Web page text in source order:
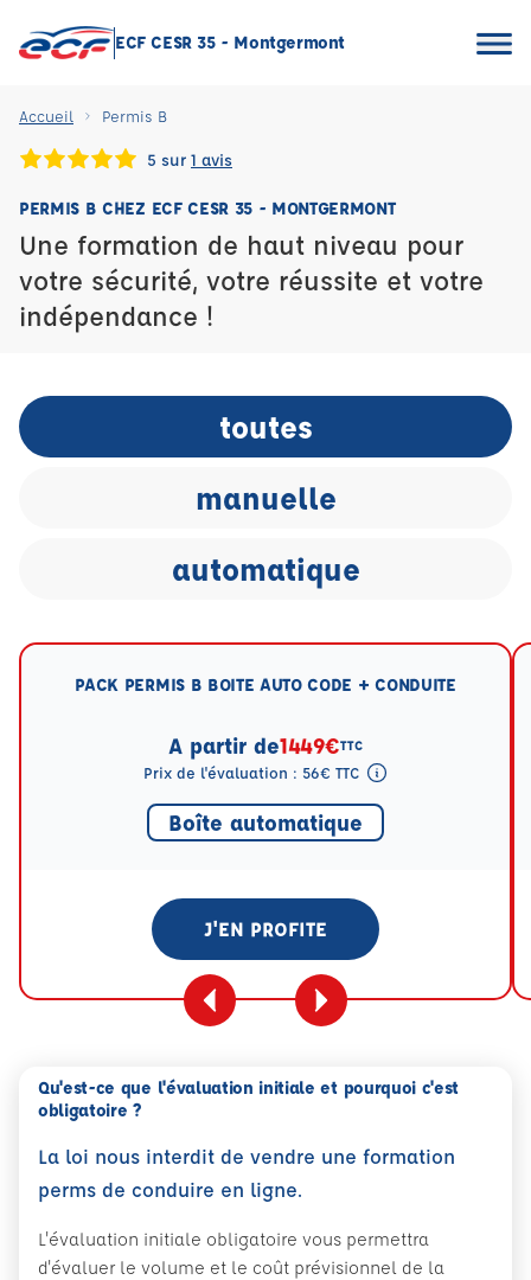
ECF CESR 35 - Montgermont
Accueil Permis B
5 sur 1 avis
PERMIS B CHEZ ECF CESR 35 - MONTGERMONT
Une formation de haut niveau pour
votre sécurité, votre réussite et votre
indépendance !
toutes
manuelle
automatique
PACK PERMIS B BOITE AUTO CODE + CONDUITE
A partir de1449€TTC
Prix de l'évaluation : 56€ TTC
Boîte automatique
J'EN PROFITE
Qu'est-ce que l'évaluation initiale et pourquoi c'est
obligatoire ?
La loi nous interdit de vendre une formation
perms de conduire en ligne.
L'évaluation initiale obligatoire vous permettra
d'évaluer le volume et le coût prévisionnel de la